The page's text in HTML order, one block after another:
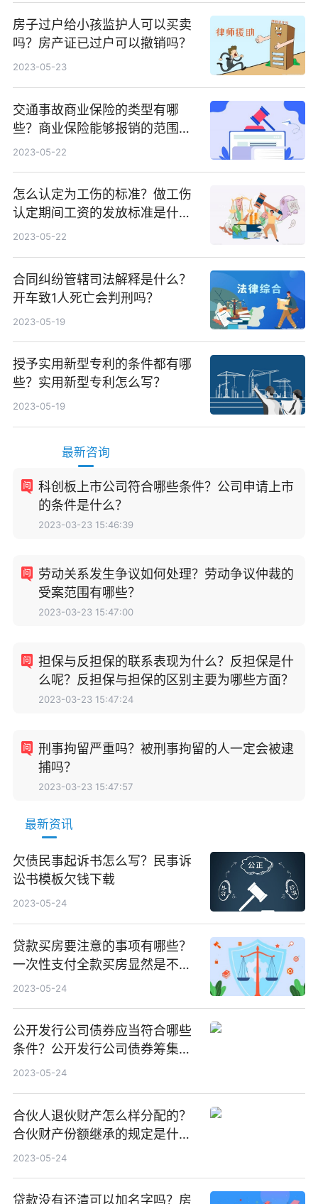
房子过户给小孩监护人可以买卖
吗？房产证已过户可以撤销吗？
2023-05-23
交通事故商业保险的类型有哪
些？商业保险能够报销的范围是
根据具体的险种确定的吗？
2023-05-22
怎么认定为工伤的标准？做工伤
认定期间工资的发放标准是什
么？
2023-05-22
合同纠纷管辖司法解释是什么？
开车致1人死亡会判刑吗？
2023-05-19
授予实用新型专利的条件都有哪
些？实用新型专利怎么写？
2023-05-19
最新咨询
科创板上市公司符合哪些条件？公司申请上市
的条件是什么？
2023-03-23 15:46:39
劳动关系发生争议如何处理？劳动争议仲裁的
受案范围有哪些？
2023-03-23 15:47:00
担保与反担保的联系表现为什么？反担保是什
么呢？反担保与担保的区别主要为哪些方面？
2023-03-23 15:47:24
刑事拘留严重吗？被刑事拘留的人一定会被逮
捕吗？
2023-03-23 15:47:57
最新资讯
欠债民事起诉书怎么写？民事诉
讼书模板欠钱下载
2023-05-24
贷款买房要注意的事项有哪些？
一次性支付全款买房显然是不太
现实的吗？
2023-05-24
公开发行公司债券应当符合哪些
条件？公开发行公司债券筹集的
资金是多少？
2023-05-24
合伙人退伙财产怎么样分配的？
合伙财产份额继承的规定是什
么？
2023-05-24
贷款没有还清可以加名字吗？房